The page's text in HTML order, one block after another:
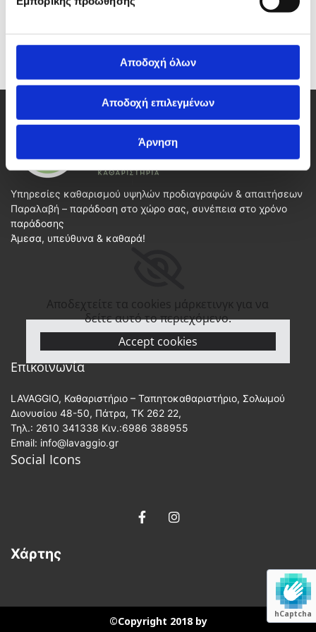
Αποδοχή όλων
Αποδοχή επιλεγμένων
Άρνηση
hCaptcha
Υπηρεσίες καθαρισμού υψηλών προδιαγραφών & απαιτήσεων
Παραλαβή – παράδοση στο χώρο σας, συνέπεια στο χρόνο
παράδοσης
Άμεσα, υπεύθυνα & καθαρά!
Αποδεχτείτε τα cookies μάρκετινγκ για να
δείτε αυτό το περιεχόμενο.
Accept cookies
Επικοινωνία
LAVAGGIO, Καθαριστήριο – Ταπητοκαθαριστήριο, Σολωμού
Διονυσίου 48-50, Πάτρα, ΤΚ 262 22,
Τηλ.: 2610 341338 Κιν.:6986 388955
Email: info@lavaggio.gr
Social Icons
Χάρτης
©Copyright 2018 by